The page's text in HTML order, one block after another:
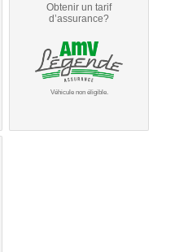
Obtenir un tarif
d’assurance?
Véhicule non éligible.